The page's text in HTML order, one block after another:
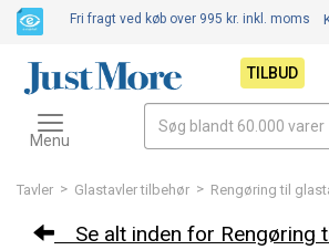
Tavler > Glastavler tilbehør > Rengøring til
Se alt inden for Rengøring
Fri fragt ved køb over 995 kr. inkl. moms
TILBUD
Toggle
navigation
Menu